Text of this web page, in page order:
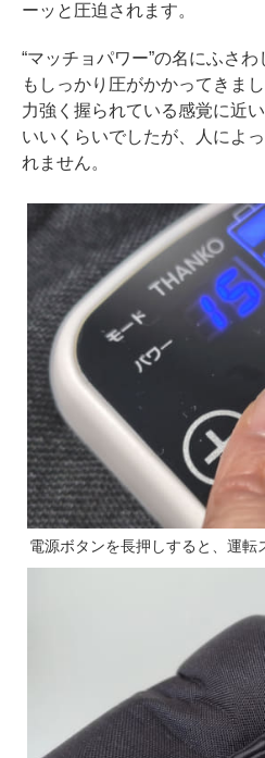
ーッと圧迫されます。
“マッチョパワー”の名にふさ
もしっかり圧がかかってきま
力強く握られている感覚に近
いいくらいでしたが、人によ
れません。
電源ボタンを長押しすると、運転